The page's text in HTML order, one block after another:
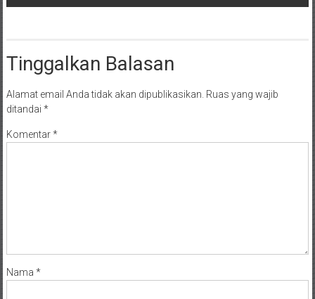
Tinggalkan Balasan
Alamat email Anda tidak akan dipublikasikan. Ruas yang wajib
ditandai *
Komentar*
Nama *